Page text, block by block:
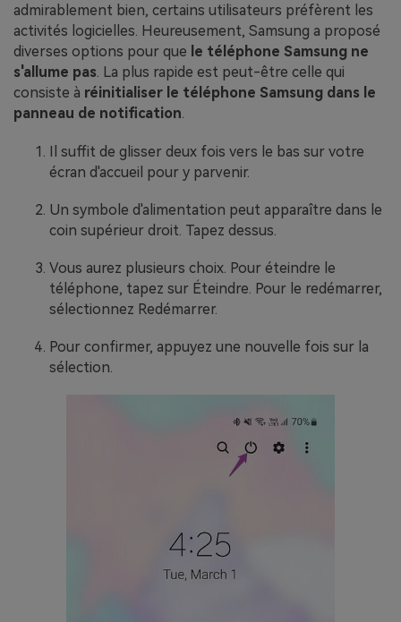
admirablement bien, certains utilisateurs préfèrent les
activités logicielles. Heureusement, Samsung a proposé
diverses options pour que le téléphone Samsung ne
s'allume pas. La plus rapide est peut-être celle qui
consiste à réinitialiser le téléphone Samsung dans le
panneau de notification.
Il suffit de glisser deux fois vers le bas sur votre
écran d'accueil pour y parvenir.
Un symbole d'alimentation peut apparaître dans le
coin supérieur droit. Tapez dessus.
Vous aurez plusieurs choix. Pour éteindre le
téléphone, tapez sur Éteindre. Pour le redémarrer,
sélectionnez Redémarrer.
Pour confirmer, appuyez une nouvelle fois sur la
sélection.